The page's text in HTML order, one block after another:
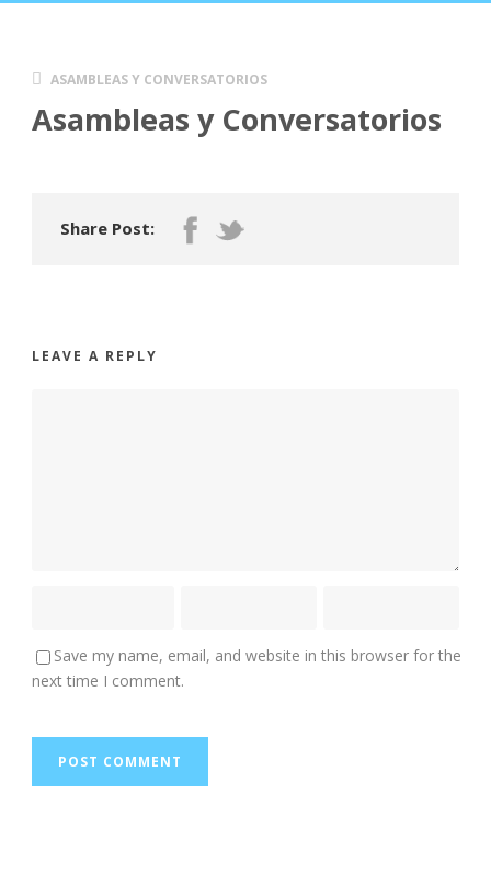
ASAMBLEAS Y CONVERSATORIOS
Asambleas y Conversatorios
Share Post:
LEAVE A REPLY
Save my name, email, and website in this browser for the
next time I comment.